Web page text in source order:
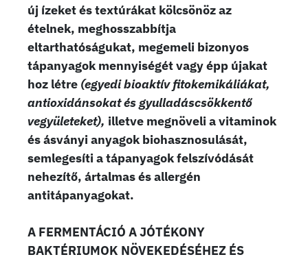
új ízeket és textúrákat kölcsönöz az
ételnek, meghosszabbítja
eltarthatóságukat, megemeli bizonyos
tápanyagok mennyiségét vagy épp újakat
hoz létre (egyedi bioaktív fitokemikáliákat,
antioxidánsokat és gyulladáscsökkentő
vegyületeket), illetve megnöveli a vitaminok
és ásványi anyagok biohasznosulását,
semlegesíti a tápanyagok felszívódását
nehezítő, ártalmas és allergén
antitápanyagokat.
A FERMENTÁCIÓ A JÓTÉKONY
BAKTÉRIUMOK NÖVEKEDÉSÉHEZ ÉS